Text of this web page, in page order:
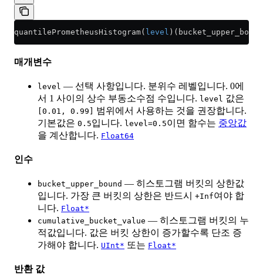
quantilePrometheusHistogram( level
매개변수
level — 선택 사항입니다. 분위수 레벨입니다. 0에
서 1 사이의 상수 부동소수점 수입니다. level 값은
[0.01, 0.99]
범위에서 사용하는 것을 권장합니다.
기본값은 0.5입니다. level=0.5이면 함수는 중앙값
을 계산합니다. Float64
인수
bucket_upper_bound — 히스토그램 버킷의 상한값
입니다. 가장 큰 버킷의 상한은 반드시 +Inf여야 합
니다. Float*
cumulative_bucket_value — 히스토그램 버킷의 누
적값입니다. 값은 버킷 상한이 증가할수록 단조 증
가해야 합니다. UInt* 또는 Float*
반환 값